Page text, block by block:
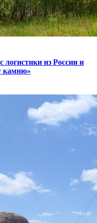
логистики из России и
камню»